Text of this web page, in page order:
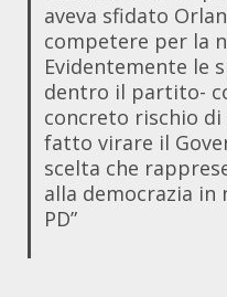
aveva sfidato
competere per la
Evidentemente le
dentro il partito-
concreto rischio
fatto virare il
scelta che
alla democrazia in
PD”